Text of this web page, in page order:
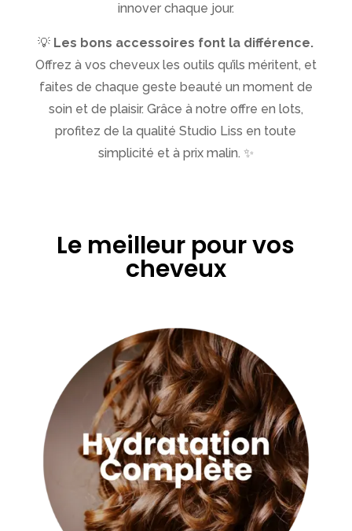
innover chaque jour.
💡 Les bons accessoires font la différence.
Offrez à vos cheveux les outils qu’ils méritent, et
faites de chaque geste beauté un moment de
soin et de plaisir. Grâce à notre offre en lots,
profitez de la qualité Studio Liss en toute
simplicité et à prix malin. ✨
Le meilleur pour vos
cheveux